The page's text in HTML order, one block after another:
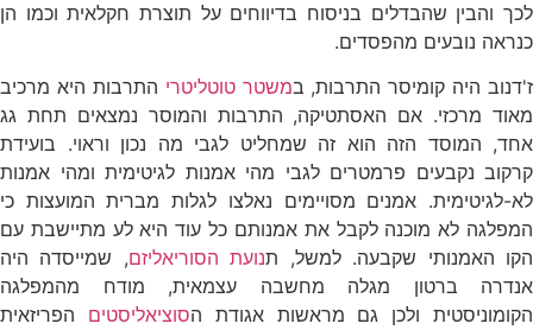
לכך והבין שהבדלים בניסוח בדיווחים על תוצרת חקלאית וכמו הן
כנראה נובעים מהפסדים.
ז'דנוב היה קומיסר התרבות, במשטר טוטליטרי התרבות היא מרכיב
מאוד מרכזי. אם האסתטיקה, התרבות והמוסר נמצאים תחת גג
אחד, המוסד הזה הוא זה שמחליט לגבי מה נכון וראוי. בועידת
קרקוב נקבעים פרמטרים לגבי מהי אמנות לגיטימית ומהי אמנות
לא-לגיטימית. אמנים מסויימים נאלצו לגלות מברית המועצות כי
המפלגה לא מוכנה לקבל את אמנותם כל עוד היא לע מתיישבת עם
הקו האמנותי שקבעה. למשל, תנועת הסוריאליזם, שמייסדה היה
אנדרה ברטון מגלה מחשבה עצמאית, מודח מהמפלגה
הקומוניסטית ולכן גם מראשות אגודת הסוציאליסטים הפריזאית